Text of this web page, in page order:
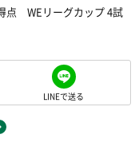
点 WEリーグカップ 4試
LINEで送る